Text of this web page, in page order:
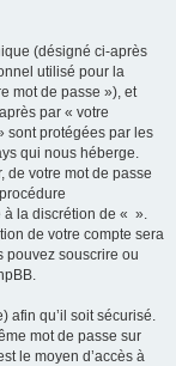
(désigné ci-après
utilisé pour la
mot de passe »), et
par « votre
sont protégées par les
qui nous héberge.
de votre mot de passe
à la discrétion de « ».
de votre compte sera
pouvez souscrire ou
afin qu’il soit sécurisé.
mot de passe sur
le moyen d’accès à